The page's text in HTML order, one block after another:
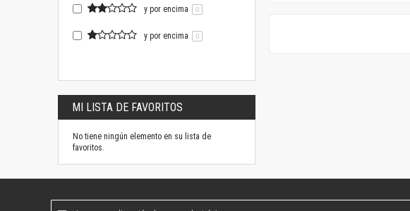
y por encima 0
y por encima 0
MI LISTA DE FAVORITOS
No tiene ningún elemento en su lista de
favoritos.